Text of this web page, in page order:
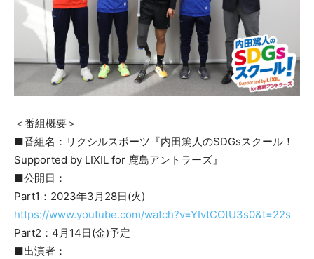
＜番組概要＞
■番組名：リクシルスポーツ『内田篤人のSDGsスクール！
Supported by LIXIL for 鹿島アントラーズ』
■公開日：
Part1：2023年3月28日(火)
https://www.youtube.com/watch?v=YIvtCOtU3s0&t=22s
Part2：4月14日(金)予定
■出演者：